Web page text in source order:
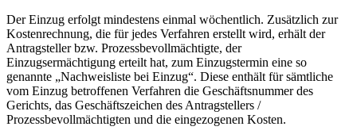
Der Einzug erfolgt mindestens einmal wöchentlich. Zusätzlich zur
Kostenrechnung, die für jedes Verfahren erstellt wird, erhält der
Antragsteller bzw. Prozessbevollmächtigte, der
Einzugsermächtigung erteilt hat, zum Einzugstermin eine so
genannte „Nachweisliste bei Einzug“. Diese enthält für sämtliche
vom Einzug betroffenen Verfahren die Geschäftsnummer des
Gerichts, das Geschäftszeichen des Antragstellers /
Prozessbevollmächtigten und die eingezogenen Kosten.